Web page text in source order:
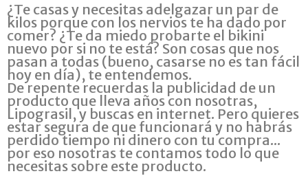
¿Te casas y necesitas adelgazar un par de
kilos porque con los nervios te ha dado por
comer? ¿Te da miedo probarte el bikini
nuevo por si no te está? Son cosas que nos
pasan a todas (bueno, casarse no es tan fácil
hoy en día), te entendemos.
De repente recuerdas la publicidad de un
producto que lleva años con nosotras,
Lipograsil, y buscas en internet. Pero quieres
estar segura de que funcionará y no habrás
perdido tiempo ni dinero con tu compra...
por eso nosotras te contamos todo lo que
necesitas sobre este producto.